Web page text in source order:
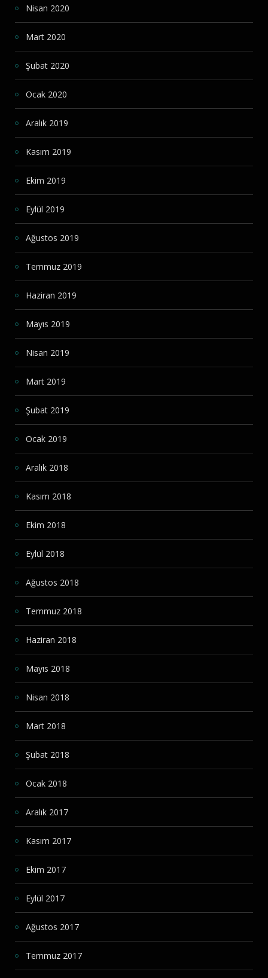
Nisan 2020
Mart 2020
Şubat 2020
Ocak 2020
Aralık 2019
Kasım 2019
Ekim 2019
Eylül 2019
Ağustos 2019
Temmuz 2019
Haziran 2019
Mayıs 2019
Nisan 2019
Mart 2019
Şubat 2019
Ocak 2019
Aralık 2018
Kasım 2018
Ekim 2018
Eylül 2018
Ağustos 2018
Temmuz 2018
Haziran 2018
Mayıs 2018
Nisan 2018
Mart 2018
Şubat 2018
Ocak 2018
Aralık 2017
Kasım 2017
Ekim 2017
Eylül 2017
Ağustos 2017
Temmuz 2017